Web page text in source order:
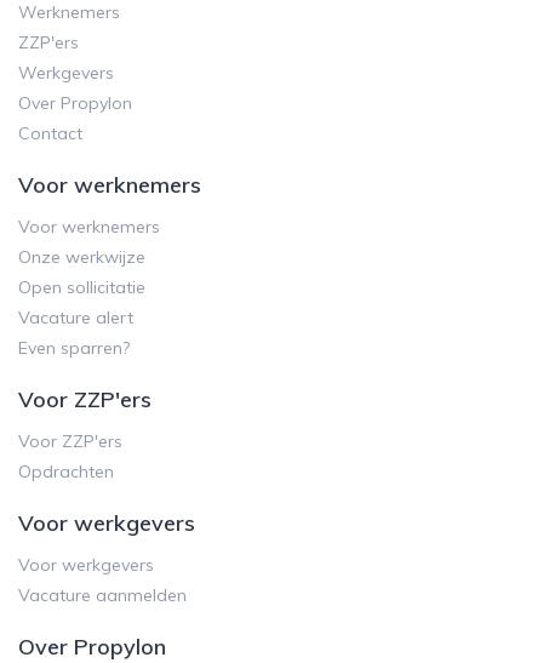
Werknemers
ZZP'ers
Werkgevers
Over Propylon
Contact
Voor werknemers
Voor werknemers
Onze werkwijze
Open sollicitatie
Vacature alert
Even sparren?
Voor ZZP'ers
Voor ZZP'ers
Opdrachten
Voor werkgevers
Voor werkgevers
Vacature aanmelden
Over Propylon